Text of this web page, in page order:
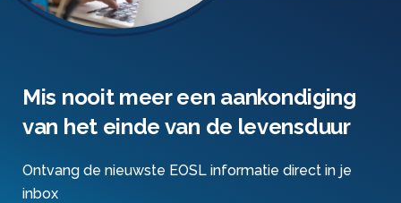
Mis nooit meer een aankondiging
van het einde van de levensduur
Ontvang de nieuwste EOSL informatie direct in je
inbox